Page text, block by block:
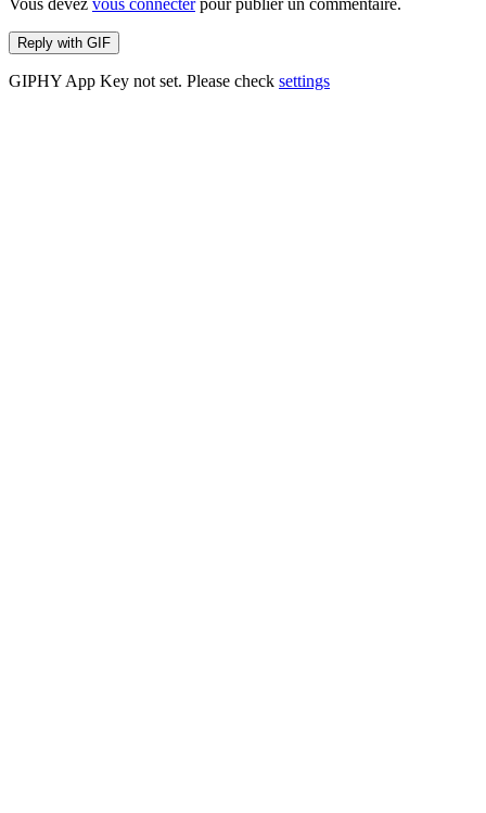
Reply with GIF
GIPHY App Key not set. Please check settings